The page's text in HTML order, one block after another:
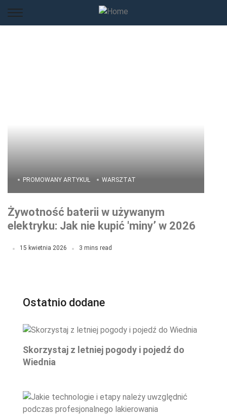
PROMOWANY ARTYKUŁ WARSZTAT
Żywotność baterii w używanym
elektryku: Jak nie kupić 'miny’ w 2026
15 kwietnia 2026 3 mins read
Ostatnio dodane
Skorzystaj z letniej pogody i pojedź do
Wiednia